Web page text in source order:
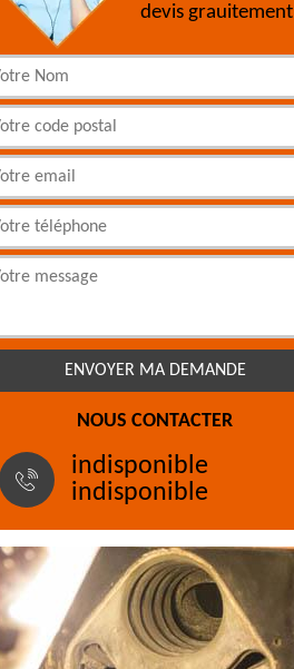
devis grauitement
NOUS CONTACTER
indisponible
indisponible